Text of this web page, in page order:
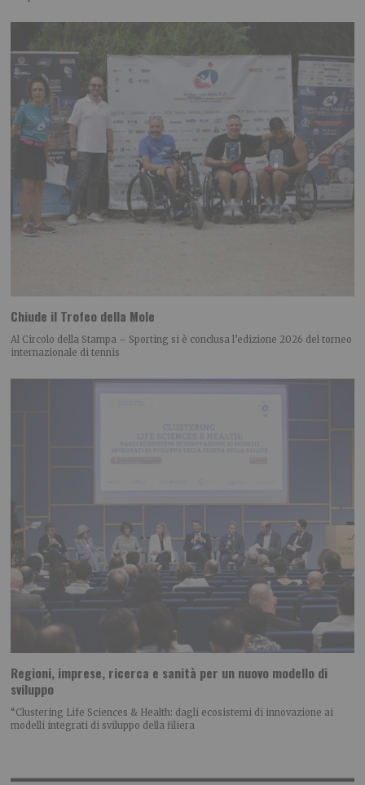
Chiude il Trofeo della Mole
Al Circolo della Stampa – Sporting si è conclusa l’edizione 2026 del torneo
internazionale di tennis
Regioni, imprese, ricerca e sanità per un nuovo modello di
sviluppo
“Clustering Life Sciences & Health: dagli ecosistemi di innovazione ai
modelli integrati di sviluppo della filiera